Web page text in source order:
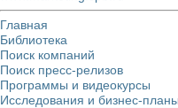
Главная
Библиотека
Поиск компаний
Поиск пресс-релизов
Программы и видеокурсы
Исследования и бизнес-планы